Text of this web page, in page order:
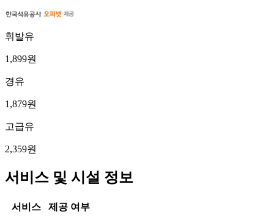
휘발유
1,899원
경유
1,879원
고급유
2,359원
서비스 및 시설 정보
서비스 제공 여부